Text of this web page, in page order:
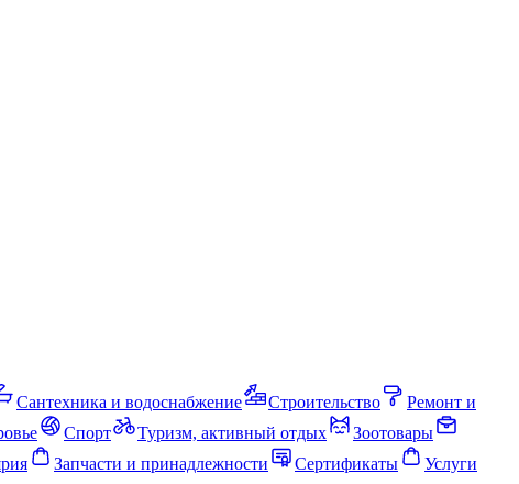
Сантехника и водоснабжение Строительство
Ремонт и
Спорт Туризм, активный отдых
Зоотовары
Запчасти и принадлежности Сертификаты
Услуги